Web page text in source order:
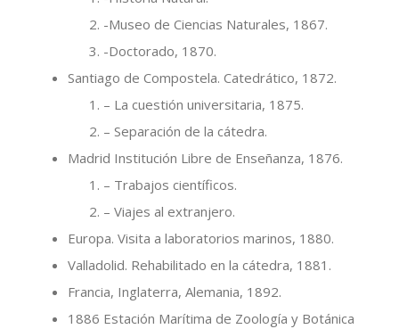
-Museo de Ciencias Naturales, 1867.
-Doctorado, 1870.
Santiago de Compostela. Catedrático, 1872.
– La cuestión universitaria, 1875.
– Separación de la cátedra.
Madrid Institución Libre de Enseñanza, 1876.
– Trabajos científicos.
– Viajes al extranjero.
Europa. Visita a laboratorios marinos, 1880.
Valladolid. Rehabilitado en la cátedra, 1881.
Francia, Inglaterra, Alemania, 1892.
1886 Estación Marítima de Zoología y Botánica